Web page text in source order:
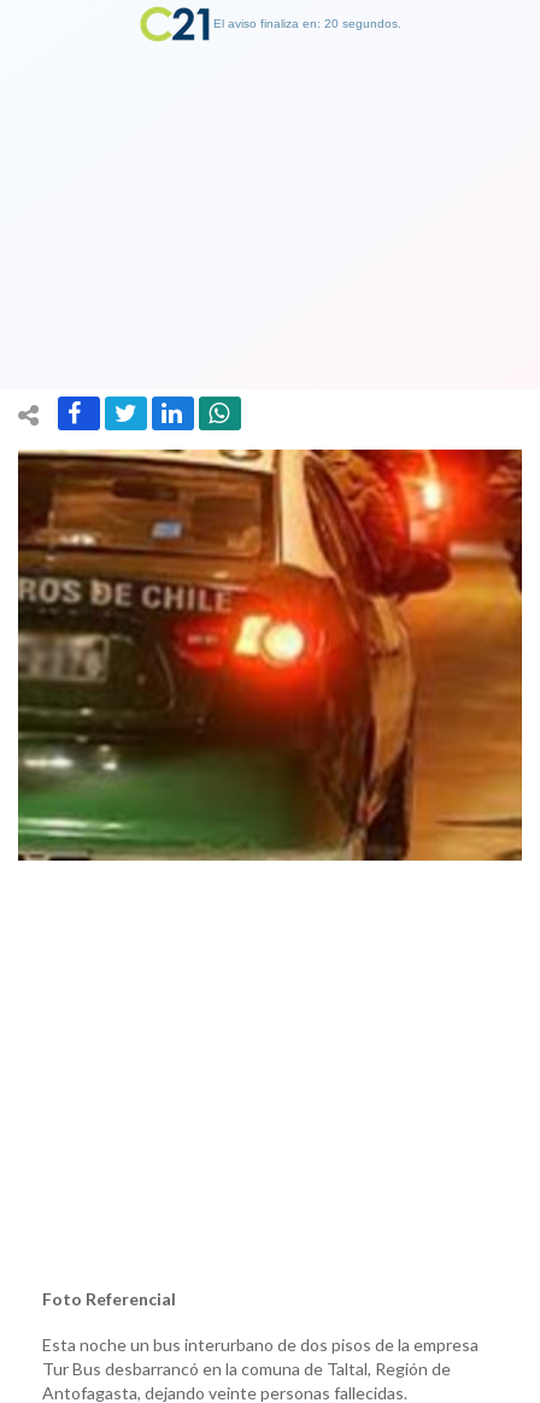
Foto Referencial
Esta noche un bus interurbano de dos pisos de la empresa
Tur Bus desbarrancó en la comuna de Taltal, Región de
Antofagasta, dejando veinte personas fallecidas.
El aviso finaliza en: 19 segundos.